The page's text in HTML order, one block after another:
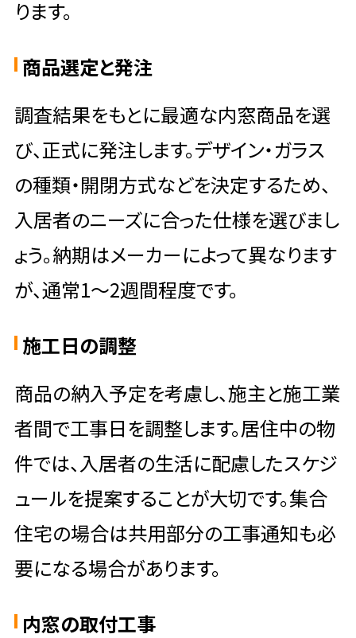
ります。
商品選定と発注
調査結果をもとに最適な内窓商品を選
び、正式に発注します。デザイン・ガラス
の種類・開閉方式などを決定するため、
入居者のニーズに合った仕様を選びまし
ょう。納期はメーカーによって異なります
が、通常1～2週間程度です。
施工日の調整
商品の納入予定を考慮し、施主と施工業
者間で工事日を調整します。居住中の物
件では、入居者の生活に配慮したスケジ
ュールを提案することが大切です。集合
住宅の場合は共用部分の工事通知も必
要になる場合があります。
内窓の取付工事